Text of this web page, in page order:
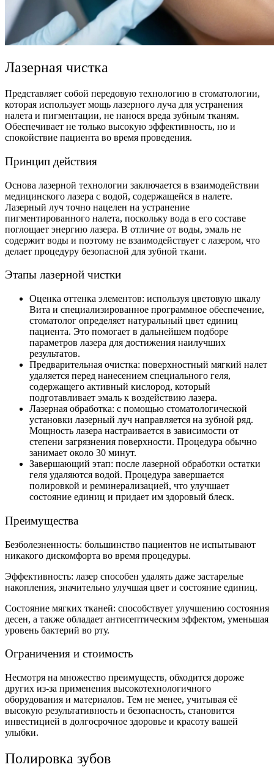
Лазерная чистка
Представляет собой передовую технологию в стоматологии,
которая использует мощь лазерного луча для устранения
налета и пигментации, не нанося вреда зубным тканям.
Обеспечивает не только высокую эффективность, но и
спокойствие пациента во время проведения.
Принцип действия
Основа лазерной технологии заключается в взаимодействии
медицинского лазера с водой, содержащейся в налете.
Лазерный луч точно нацелен на устранение
пигментированного налета, поскольку вода в его составе
поглощает энергию лазера. В отличие от воды, эмаль не
содержит воды и поэтому не взаимодействует с лазером, что
делает процедуру безопасной для зубной ткани.
Этапы лазерной чистки
Оценка оттенка элементов: используя цветовую шкалу
Вита и специализированное программное обеспечение,
стоматолог определяет натуральный цвет единиц
пациента. Это помогает в дальнейшем подборе
параметров лазера для достижения наилучших
результатов.
Предварительная очистка: поверхностный мягкий налет
удаляется перед нанесением специального геля,
содержащего активный кислород, который
подготавливает эмаль к воздействию лазера.
Лазерная обработка: с помощью стоматологической
установки лазерный луч направляется на зубной ряд.
Мощность лазера настраивается в зависимости от
степени загрязнения поверхности. Процедура обычно
занимает около 30 минут.
Завершающий этап: после лазерной обработки остатки
геля удаляются водой. Процедура завершается
полировкой и реминерализацией, что улучшает
состояние единиц и придает им здоровый блеск.
Преимущества
Безболезненность: большинство пациентов не испытывают
никакого дискомфорта во время процедуры.
Эффективность: лазер способен удалять даже застарелые
накопления, значительно улучшая цвет и состояние единиц.
Состояние мягких тканей: способствует улучшению состояния
десен, а также обладает антисептическим эффектом, уменьшая
уровень бактерий во рту.
Ограничения и стоимость
Несмотря на множество преимуществ, обходится дороже
других из-за применения высокотехнологичного
оборудования и материалов. Тем не менее, учитывая её
высокую результативность и безопасность, становится
инвестицией в долгосрочное здоровье и красоту вашей
улыбки.
Полировка зубов